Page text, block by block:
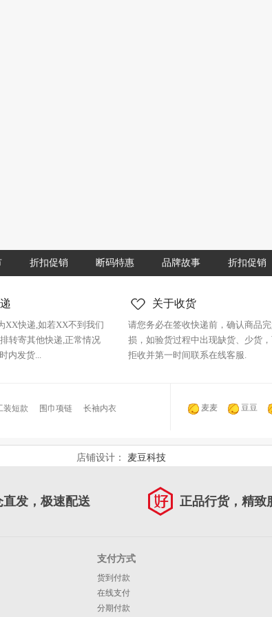
折扣促销 断码特惠 品牌故事 折扣促销
XX快递,如若XX不到我们
转寄其他快递,正常情况
内发货...
关于收货
请您务必在签收快递前，确认商品
损，如验货过程中出现缺货、少货
拒收并第一时间联系在线客服.
装短款 围巾项链 长袖内衣 麦麦 豆豆
店铺设计： 麦豆科技
直发，极速配送 正品行货，精致
支付方式
货到付款
在线支付
分期付款